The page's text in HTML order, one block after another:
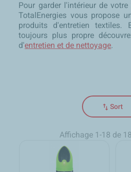
Pour garder l'intérieur de
TotalEnergies vous propose
produits d'entretien textiles.
toujours plus propre
d'entretien et de nettoyage.
swap_vert Sort
Affichage 1-18 de